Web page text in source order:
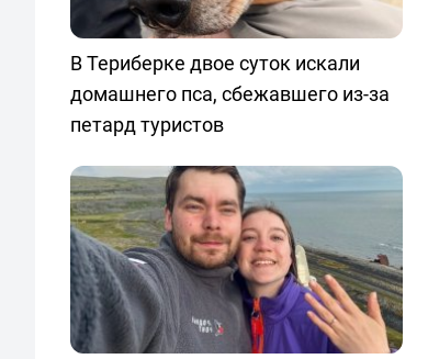
В Териберке двое суток искали
домашнего пса, сбежавшего из-за
петард туристов